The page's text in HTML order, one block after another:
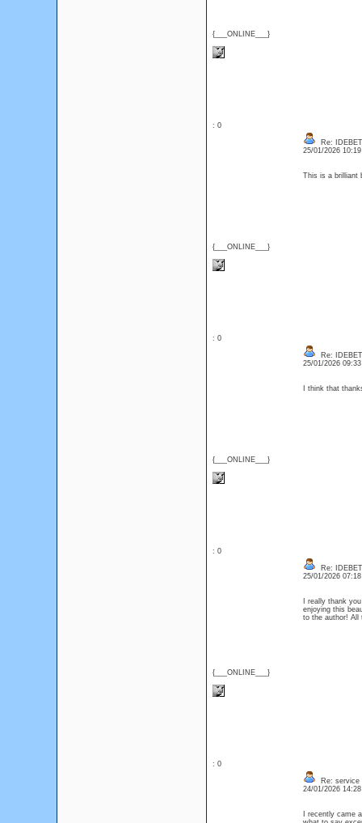
{___ONLINE___}
: 0
{___ONLINE___}
Re: IDEBET
25/01/2026
This is a
: 0
{___ONLINE___}
Re: IDEBET
25/01/2026
I think that
: 0
{___ONLINE___}
Re: IDEBET
25/01/2026
I really thank
enjoying this
to the author!
: 0
Re: service
24/01/2026
I recently came